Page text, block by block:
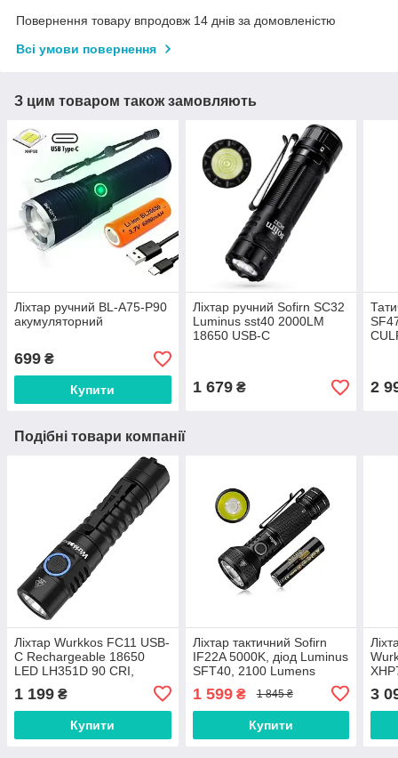
Повернення товару впродовж 14 днів за домовленістю
Всі умови повернення
З цим товаром також замовляють
Ліхтар ручний BL-A75-P90
акумуляторний
699 ₴
Купити
Ліхтар ручний Sofirn SC32
Luminus sst40 2000LM
18650 USB-C
1 679₴ 2
Подібні товари компанії
Ліхтар Wurkkos FC11 USB-
C Rechargeable 18650
LED LH351D 90 CRI,
1 199 ₴
Купити
Ліхтар тактичний Sofirn
IF22A 5000K, діод Luminus
SFT40, 2100 Lumens
1 599₴ 1 845 ₴
Купити
3